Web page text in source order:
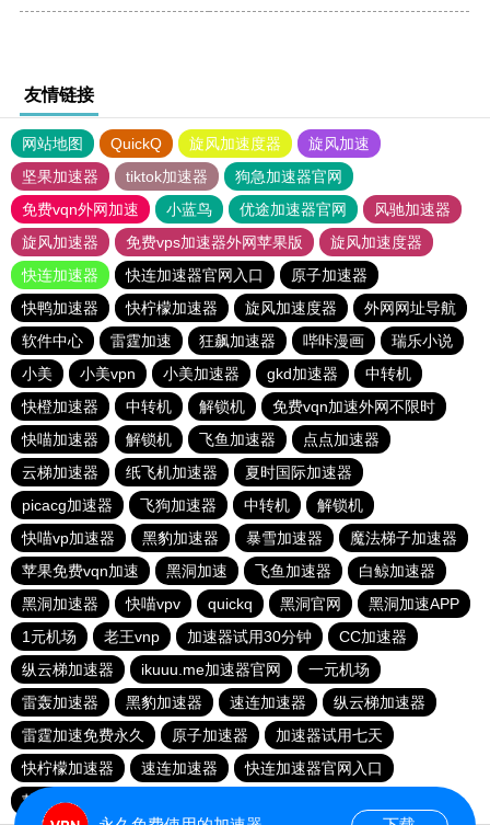
友情链接
网站地图 QuickQ 旋风加速度器
旋风加速
坚果加速器
tiktok加速器
狗急加速器官网
免费vqn外网加速
小蓝鸟 优途加速器官网
风驰加速器
旋风加速器
免费vps加速器外网苹果版
旋风加速度器
快连加速器
快连加速器官网入口
原子加速器
快鸭加速器
快柠檬加速器 旋风加速度器
外网网址导航
软件中心
雷霆加速 狂飙加速器 哔咔漫画
瑞乐小说
小美
小美vpn 小美加速器 gkd加速器
中转机
快橙加速器
中转机 解锁机
免费vqn加速外网不限时
快喵加速器
解锁机 飞鱼加速器
点点加速器
云梯加速器
纸飞机加速器
夏时国际加速器
picacg加速器
飞狗加速器 中转机
解锁机
快喵vp加速器
黑豹加速器 暴雪加速器
魔法梯子加速器
苹果免费vqn加速
黑洞加速 飞鱼加速器
白鲸加速器
黑洞加速器
快喵vpv quickq 黑洞官网
黑洞加速APP
1元机场
老王vnp 加速器试用30分钟
CC加速器
纵云梯加速器
ikuuu.me加速器官网
一元机场
雷轰加速器
黑豹加速器 速连加速器
纵云梯加速器
雷霆加速免费永久
原子加速器
加速器试用七天
快柠檬加速器
速连加速器
快连加速器官网入口
苹果加速器